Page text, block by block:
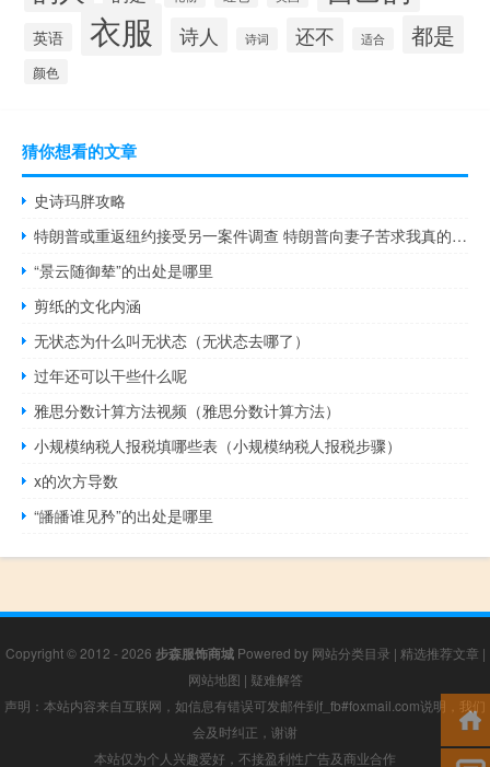
英语 衣服 诗人 诗词 还不 适合 都是
颜色
猜你想看的文章
史诗玛胖攻略
特朗普或重返纽约接受另一案件调查 特朗普向妻子苦求我真的很需要你梅拉尼娅10天来首度露面陪伴
“景云随御辇”的出处是哪里
剪纸的文化内涵
无状态为什么叫无状态（无状态去哪了）
过年还可以干些什么呢
雅思分数计算方法视频（雅思分数计算方法）
小规模纳税人报税填哪些表（小规模纳税人报税步骤）
x的次方导数
“皤皤谁见矜”的出处是哪里
Copyright © 2012 - 2026 步森服饰商城Powered by 网站分类目录 | 精选推荐文章 |
网站地图 | 疑难解答
声明：本站内容来自互联网，如信息有错误可发邮件到f_fb#foxmail.com说明，我们
会及时纠正，谢谢
本站仅为个人兴趣爱好，不接盈利性广告及商业合作